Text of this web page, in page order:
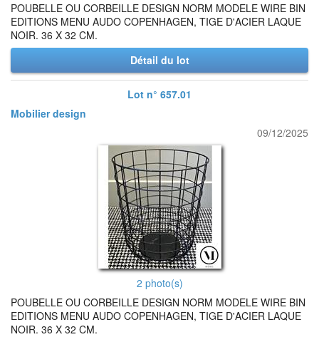
POUBELLE OU CORBEILLE DESIGN NORM MODELE WIRE BIN
EDITIONS MENU AUDO COPENHAGEN, TIGE D'ACIER LAQUE
NOIR. 36 X 32 CM.
Détail du lot
Lot n° 657.01
Mobilier design
09/12/2025
2 photo(s)
POUBELLE OU CORBEILLE DESIGN NORM MODELE WIRE BIN
EDITIONS MENU AUDO COPENHAGEN, TIGE D'ACIER LAQUE
NOIR. 36 X 32 CM.